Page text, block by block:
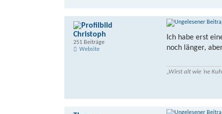
Ich habe erst
noch länger,
„Wirst alt wie ’ne
Christoph
251 Beiträge
Website